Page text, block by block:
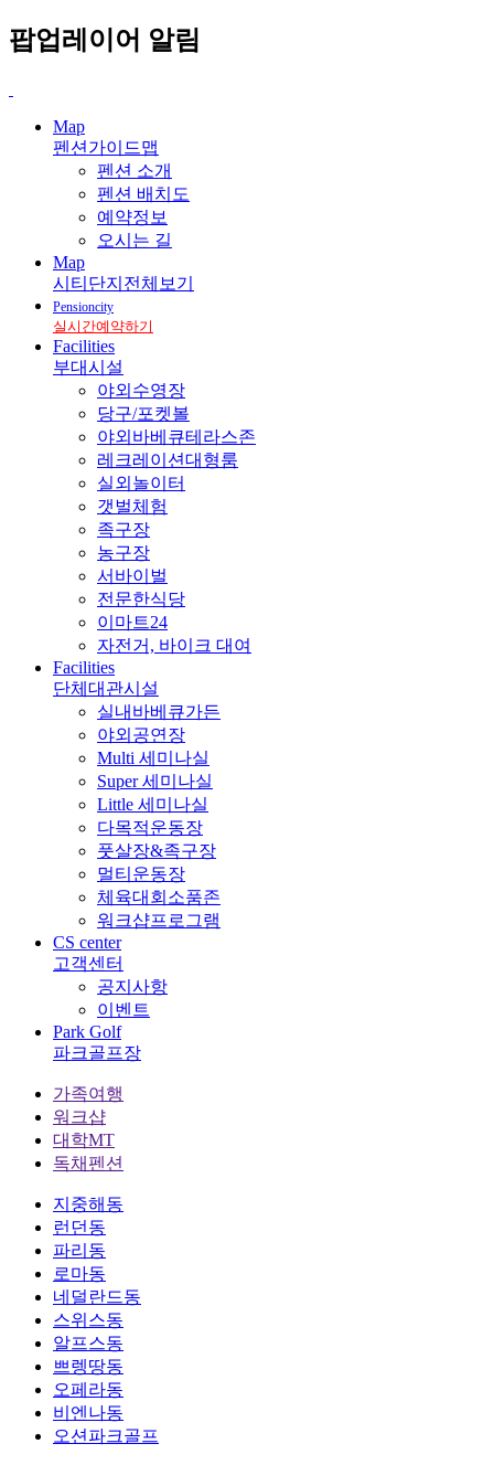
팝업레이어 알림
Map
펜션가이드맵
펜션 소개
펜션 배치도
예약정보
오시는 길
Map
시티단지전체보기
Pensioncity
실시간예약하기
Facilities
부대시설
야외수영장
당구/포켓볼
야외바베큐테라스존
레크레이션대형룸
실외놀이터
갯벌체험
족구장
농구장
서바이벌
전문한식당
이마트24
자전거, 바이크 대여
Facilities
단체대관시설
실내바베큐가든
야외공연장
Multi 세미나실
Super 세미나실
Little 세미나실
다목적운동장
풋살장&족구장
멀티운동장
체육대회소품존
워크샵프로그램
CS center
고객센터
공지사항
이벤트
Park Golf
파크골프장
가족여행
워크샵
대학MT
독채펜션
지중해동
런던동
파리동
로마동
네덜란드동
스위스동
알프스동
쁘렝땅동
오페라동
비엔나동
오션파크골프